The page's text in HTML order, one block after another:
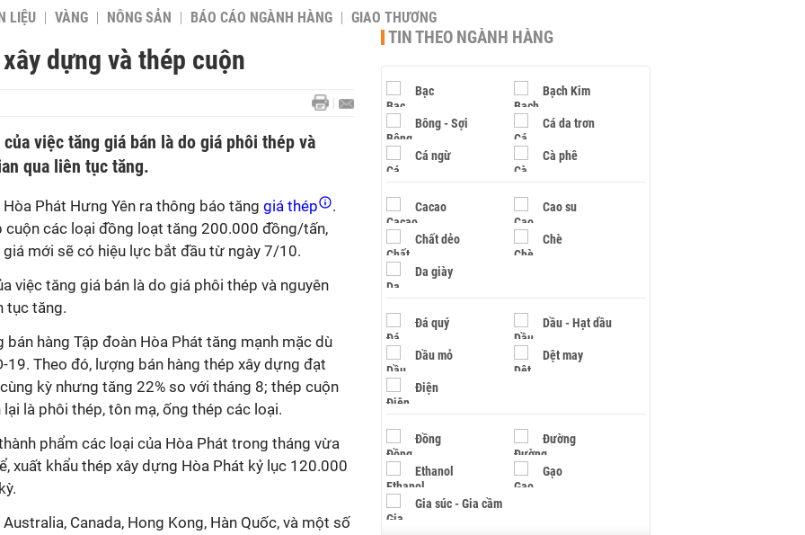
LIỆU VÀNG NÔNG SẢN BÁO CÁO NGÀNH HÀNG GIAO THƯƠNG
dựng và thép cuộn
việc tăng giá bán là do giá phôi thép và
qua liên tục tăng.
Phát Hưng Yên ra thông báo tăng giá thép
.
cuộn các loại đồng loạt tăng 200.000 đồng/tấn,
mới sẽ có hiệu lực bắt đầu từ ngày 7/10.
việc tăng giá bán là do giá phôi thép và nguyên
tục tăng.
hàng Tập đoàn Hòa Phát tăng mạnh mặc dù
19. Theo đó, lượng bán hàng thép xây dựng đạt
kỳ nhưng tăng 22% so với tháng 8; thép cuộn
là phôi thép, tôn mạ, ống thép các loại.
phẩm các loại của Hòa Phát trong tháng vừa
xuất khẩu thép xây dựng Hòa Phát kỷ lục 120.000
Canada, Hong Kong, Hàn Quốc, và một số
TIN THEO NGÀNH HÀNG
Bạc Bạch Kim
Bông - Sợi Cá da trơn
Cá ngừ Cà phê
Cacao Cao su
Chất dẻo Chè
Da giày
Đá quý Dầu - Hạt dầu
Dầu mỏ Dệt may
Điện
Đồng Đường
Ethanol Gạo
Gia súc - Gia cầm